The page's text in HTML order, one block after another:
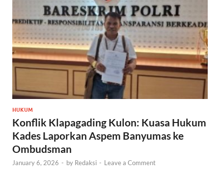
HUKUM
Konflik Klapagading Kulon: Kuasa Hukum
Kades Laporkan Aspem Banyumas ke
Ombudsman
January 6, 2026 - by Redaksi - Leave a Comment